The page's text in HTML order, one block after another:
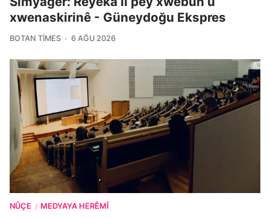
xwenaskirinê - Güneydoğu Ekspres
BOTAN TIMES 6 AĞU 2026
NÛÇE / MEDYAYA HERÊMÎ